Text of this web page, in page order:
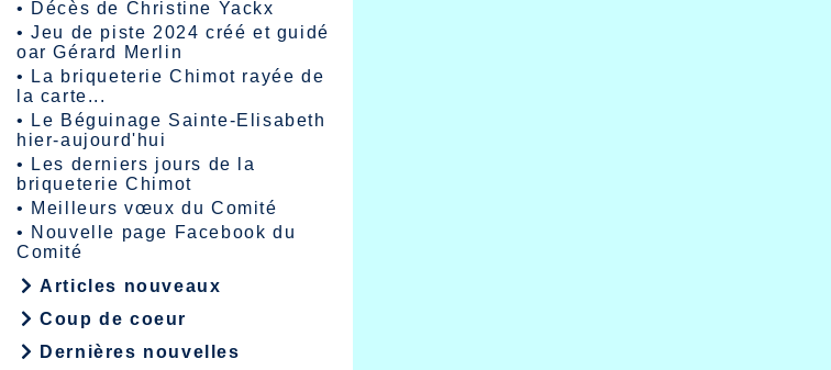
• Décès de Christine Yackx
•Jeu de piste 2024 créé et guidé
oar Gérard Merlin
•
La briqueterie Chimot rayée de
la carte...
•
Le Béguinage Sainte-Elisabeth
hier-aujourd'hui
•
Les derniers jours de la
briqueterie Chimot
• Meilleurs vœux du Comité
• Nouvelle page Facebook du
Comité
Articles nouveaux
Coup de coeur
Dernières nouvelles